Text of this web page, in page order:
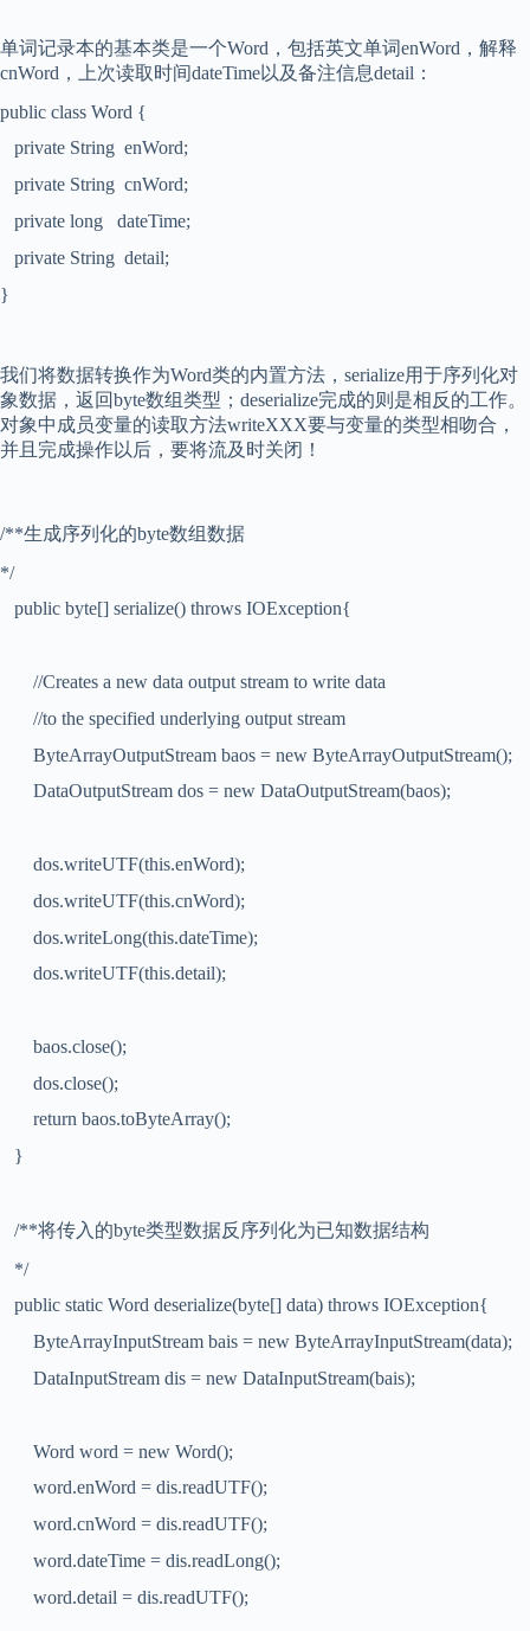
单词记录本的基本类是一个Word ，包括英文单词enWord ，解释
cnWord ，上次读取时间dateTime以及备注信息detail ：
public class Word {
private String enWord;
private String cnWord;
private long dateTime;
private String detail;
}
我们将数据转换作为Word类的内置方法， serialize用于序列化对
象数据，返回byte数组类型； deserialize完成的则是相反的工作。
对象中成员变量的读取方法writeXXX要与变量的类型相吻合，
并且完成操作以后，要将流及时关闭！
/**生成序列化的byte数组数据
*/
public byte[] serialize() throws IOException{
//Creates a new data output stream to write data
//to the specified underlying output stream
ByteArrayOutputStream baos = new ByteArrayOutputStream();
DataOutputStream dos = new DataOutputStream(baos);
dos.writeUTF(this.enWord);
dos.writeUTF(this.cnWord);
dos.writeLong(this.dateTime);
dos.writeUTF(this.detail);
baos.close();
dos.close();
return baos.toByteArray();
}
/**将传入的byte类型数据反序列化为已知数据结构
*/
public static Word deserialize(byte[] data) throws IOException{
ByteArrayInputStream bais = new ByteArrayInputStream(data);
DataInputStream dis = new DataInputStream(bais);
Word word = new Word();
word.enWord = dis.readUTF();
word.cnWord = dis.readUTF();
word.dateTime = dis.readLong();
word.detail = dis.readUTF();